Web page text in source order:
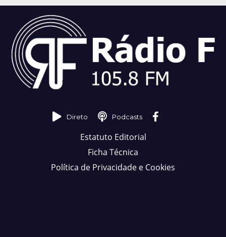
Direto Podcasts
Estatuto Editorial
Ficha Técnica
Política de Privacidade e Cookies